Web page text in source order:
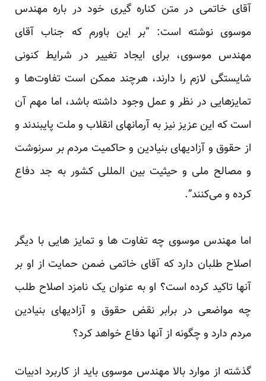
آقای خاتمی در متن کناره گیری خود در باره مهندس
موسوی نوشته است: “بر این‎ ‎باورم که جناب آقای
مهندس ‏موسوی، برای ایجاد تغییر در شرایط کنونی
شایستگی لازم را‏‎ ‎دارند، هرچند ممکن است تفاوت‌ها و
تمایزهایی در ‏نظر و عمل وجود داشته باشد، اما مهم‎ ‎آن
است که این عزیز نیز به آرمانهای انقلاب و ملت پایبندند و
از حقوق و ‏آزادیهای‎ ‎بنیادین و حاکمیت مردم بر سرنوشت
اما مهندس موسوی چه تفاوت ها و تمایز هایی با دیگر
اصلاح طلبان دارد که آقای خاتمی ضمن حمایت از او بر
‏آنها تاکید کرده است؟ او به عنوان یک نامزد اصلاح طلب
چه مواضعی در برابر نقض حقوق و آزادیهای بنیادین
‏مردم دارد و چگونه از آنها دفاع خواهد کرد؟
گذشته از موارد بالا مهندس موسوی باید از کاربرد ادبیات